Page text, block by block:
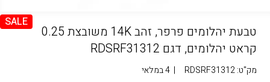
SALE
טבעת יהלומים פרפר, זהב 14K משובצת 0.25
קראט יהלומים, דגם RDSRF31312
מק"ט:RDSRF31312
| 4 במלאי